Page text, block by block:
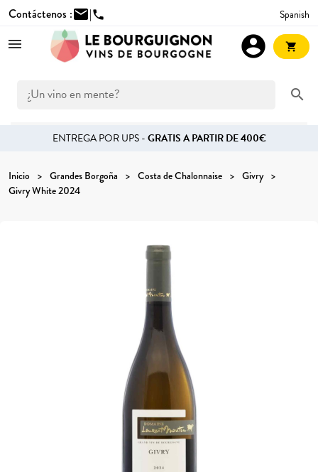
Contáctenos :mail|phone Spanish
search
account_circle shopping_cart
ENTREGA POR UPS -GRATIS A PARTIR DE 400€
Inicio Grandes Borgoña Costa de Chalonnaise
Givry
Givry White 2024